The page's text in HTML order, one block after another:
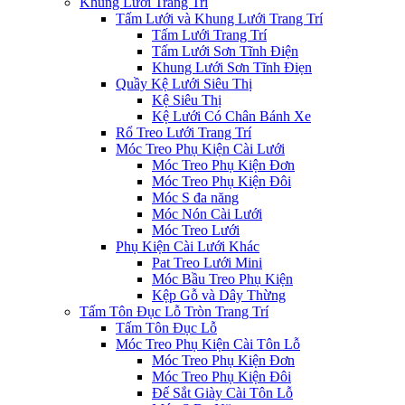
Tấm Lưới và Khung Lưới Trang Trí
Tấm Lưới Trang Trí
Tấm Lưới Sơn Tĩnh Điện
Khung Lưới Sơn Tĩnh Điẹn
Quầy Kệ Lưới Siêu Thị
Kệ Siêu Thị
Kệ Lưới Có Chân Bánh Xe
Rổ Treo Lưới Trang Trí
Móc Treo Phụ Kiện Cài Lưới
Móc Treo Phụ Kiện Đơn
Móc Treo Phụ Kiện Đôi
Móc S đa năng
Móc Nón Cài Lưới
Móc Treo Lưới
Phụ Kiện Cài Lưới Khác
Pat Treo Lưới Mini
Móc Bầu Treo Phụ Kiện
Kệp Gỗ và Dây Thừng
Tấm Tôn Đục Lỗ Tròn Trang Trí
Tấm Tôn Đục Lỗ
Móc Treo Phụ Kiện Cài Tôn Lỗ
Móc Treo Phụ Kiện Đơn
Móc Treo Phụ Kiện Đôi
Đế Sắt Giày Cài Tôn Lỗ